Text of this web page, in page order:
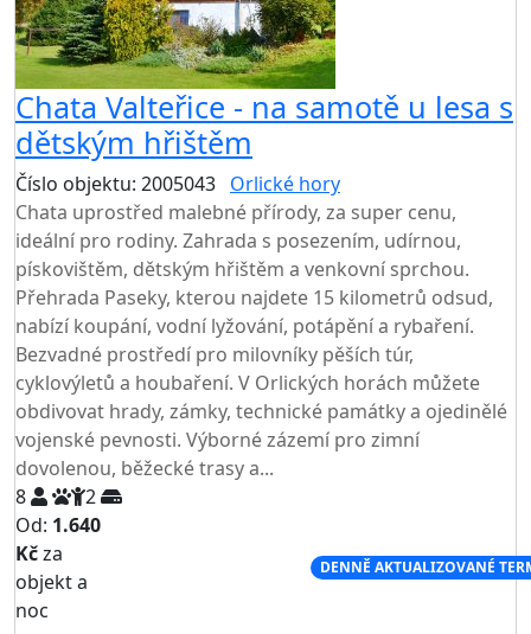
Chata Valteřice - na samotě u lesa s
dětským hřištěm
Číslo objektu: 2005043 Orlické hory
Chata uprostřed malebné přírody, za super cenu,
ideální pro rodiny. Zahrada s posezením, udírnou,
pískovištěm, dětským hřištěm a venkovní sprchou.
Přehrada Paseky, kterou najdete 15 kilometrů odsud,
nabízí koupání, vodní lyžování, potápění a rybaření.
Bezvadné prostředí pro milovníky pěších túr,
cyklovýletů a houbaření. V Orlických horách můžete
obdivovat hrady, zámky, technické památky a ojedinělé
vojenské pevnosti. Výborné zázemí pro zimní
dovolenou, běžecké trasy a...
8
2
Od: 1.640
Kčza
objekt a
noc
DENNĚ AKTUALIZOVANÉ